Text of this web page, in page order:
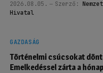
2026.08.05. Szerző:
Hivatal
GAZDASÁG
Történelmi csúcsokat
Emelkedéssel zárta a